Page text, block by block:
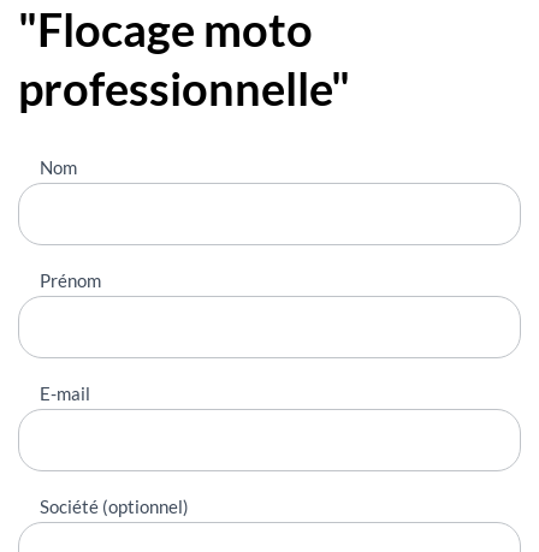
"Flocage moto
professionnelle"
Nous
contacter
Nom
Prénom
E-mail
Société (optionnel)